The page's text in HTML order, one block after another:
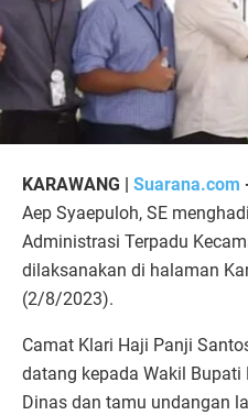
KARAWANG | Suarana.com
Aep Syaepuloh, SE
Administrasi Terpadu
dilaksanakan di halaman
(2/8/2023).
Camat Klari Haji Panji
datang kepada Wakil Bupati
Dinas dan tamu undangan